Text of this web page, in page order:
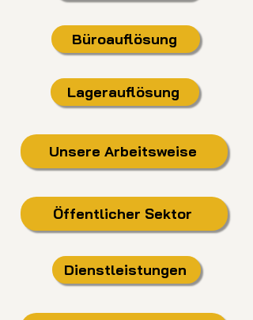
Büroauflösung
Lagerauflösung
Unsere Arbeitsweise
Öffentlicher Sektor
Dienstleistungen